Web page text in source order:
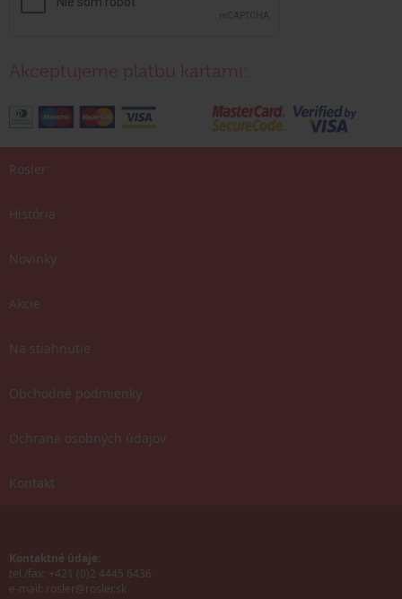
Akceptujeme platbu kartami:
Rosler
História
Novinky
Akcie
Na stiahnutie
Obchodné podmienky
Ochrana osobných údajov
Kontakt
Kontaktné údaje:
tel./fax: +421 (0)2 4445 6436
e-mail: rosler@rosler.sk